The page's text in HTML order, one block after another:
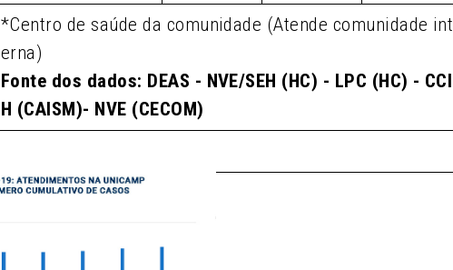
*Centro de saúde da comunidade (Atende comunidade int
erna)
Fonte dos dados: DEAS - NVE/SEH (HC) - LPC (HC) - CCI
H (CAISM)- NVE (CECOM)